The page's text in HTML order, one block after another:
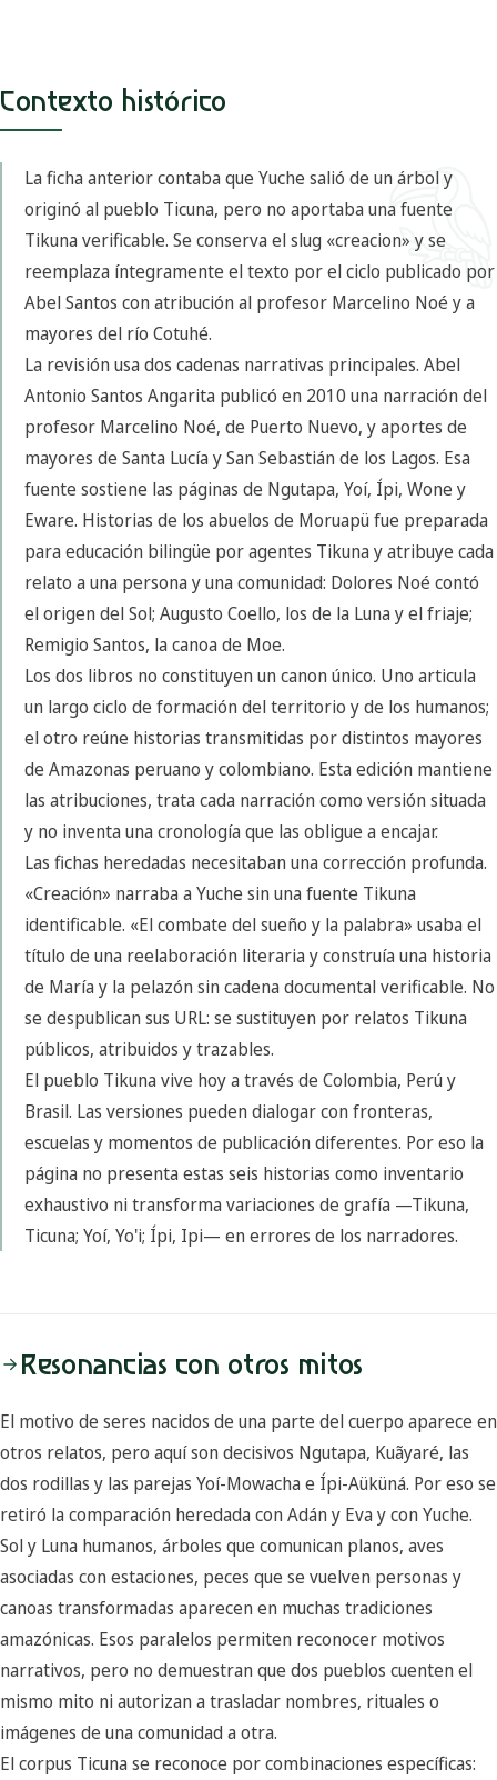
Contexto histórico
La ficha anterior contaba que Yuche salió de un árbol y
originó al pueblo Ticuna, pero no aportaba una fuente
Tikuna verificable. Se conserva el slug «creacion» y se
reemplaza íntegramente el texto por el ciclo publicado por
Abel Santos con atribución al profesor Marcelino Noé y a
mayores del río Cotuhé.
La revisión usa dos cadenas narrativas principales. Abel
Antonio Santos Angarita publicó en 2010 una narración del
profesor Marcelino Noé, de Puerto Nuevo, y aportes de
mayores de Santa Lucía y San Sebastián de los Lagos. Esa
fuente sostiene las páginas de Ngutapa, Yoí, Ípi, Wone y
Eware. Historias de los abuelos de Moruapü fue preparada
para educación bilingüe por agentes Tikuna y atribuye cada
relato a una persona y una comunidad: Dolores Noé contó
el origen del Sol; Augusto Coello, los de la Luna y el friaje;
Remigio Santos, la canoa de Moe.
Los dos libros no constituyen un canon único. Uno articula
un largo ciclo de formación del territorio y de los humanos;
el otro reúne historias transmitidas por distintos mayores
de Amazonas peruano y colombiano. Esta edición mantiene
las atribuciones, trata cada narración como versión situada
y no inventa una cronología que las obligue a encajar.
Las fichas heredadas necesitaban una corrección profunda.
«Creación» narraba a Yuche sin una fuente Tikuna
identificable. «El combate del sueño y la palabra» usaba el
título de una reelaboración literaria y construía una historia
de María y la pelazón sin cadena documental verificable. No
se despublican sus URL: se sustituyen por relatos Tikuna
públicos, atribuidos y trazables.
El pueblo Tikuna vive hoy a través de Colombia, Perú y
Brasil. Las versiones pueden dialogar con fronteras,
escuelas y momentos de publicación diferentes. Por eso la
página no presenta estas seis historias como inventario
exhaustivo ni transforma variaciones de grafía —Tikuna,
Ticuna; Yoí, Yo'i; Ípi, Ipi— en errores de los narradores.
Resonancias con otros mitos
El motivo de seres nacidos de una parte del cuerpo aparece en
otros relatos, pero aquí son decisivos Ngutapa, Kuãyaré, las
dos rodillas y las parejas Yoí-Mowacha e Ípi-Aüküná. Por eso se
retiró la comparación heredada con Adán y Eva y con Yuche.
Sol y Luna humanos, árboles que comunican planos, aves
asociadas con estaciones, peces que se vuelven personas y
canoas transformadas aparecen en muchas tradiciones
amazónicas. Esos paralelos permiten reconocer motivos
narrativos, pero no demuestran que dos pueblos cuenten el
mismo mito ni autorizan a trasladar nombres, rituales o
imágenes de una comunidad a otra.
El corpus Ticuna se reconoce por combinaciones específicas: